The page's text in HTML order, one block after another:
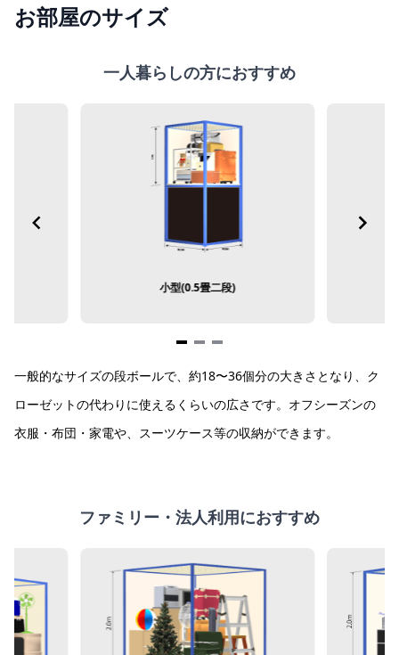
お部屋のサイズ
一人暮らしの方におすすめ
小型(0.5畳二段)
1
of
一般的なサイズの段ボールで、約18〜36個分の大きさとなり、ク
ローゼットの代わりに使えるくらいの広さです。オフシーズンの
衣服・布団・家電や、スーツケース等の収納ができます。
ファミリー・法人利用におすすめ